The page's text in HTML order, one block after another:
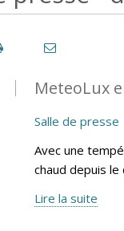
MeteoLux
Salle de presse
Avec une
chaud depuis
Lire la suite